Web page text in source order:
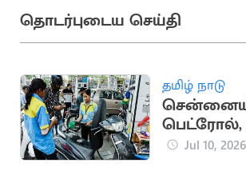
தொடர்புடைய செய்தி
தமிழ் நாடு
பெட்ரோல்,
Jul 10,